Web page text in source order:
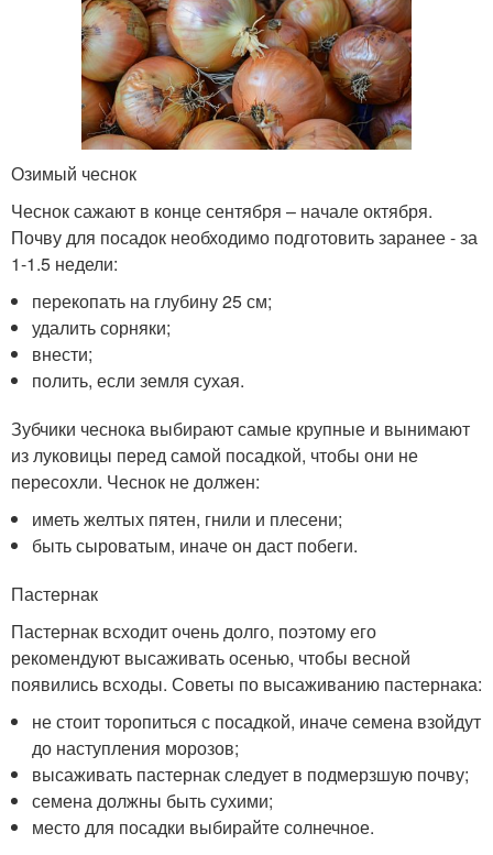
Озимый чеснок
Чеснок сажают в конце сентября – начале октября.
Почву для посадок необходимо подготовить заранее - за
1-1.5 недели:
перекопать на глубину 25 см;
удалить сорняки;
внести;
полить, если земля сухая.
Зубчики чеснока выбирают самые крупные и вынимают
из луковицы перед самой посадкой, чтобы они не
пересохли. Чеснок не должен:
иметь желтых пятен, гнили и плесени;
быть сыроватым, иначе он даст побеги.
Пастернак
Пастернак всходит очень долго, поэтому его
рекомендуют высаживать осенью, чтобы весной
появились всходы. Советы по высаживанию пастернака:
не стоит торопиться с посадкой, иначе семена взойдут
до наступления морозов;
высаживать пастернак следует в подмерзшую почву;
семена должны быть сухими;
место для посадки выбирайте солнечное.